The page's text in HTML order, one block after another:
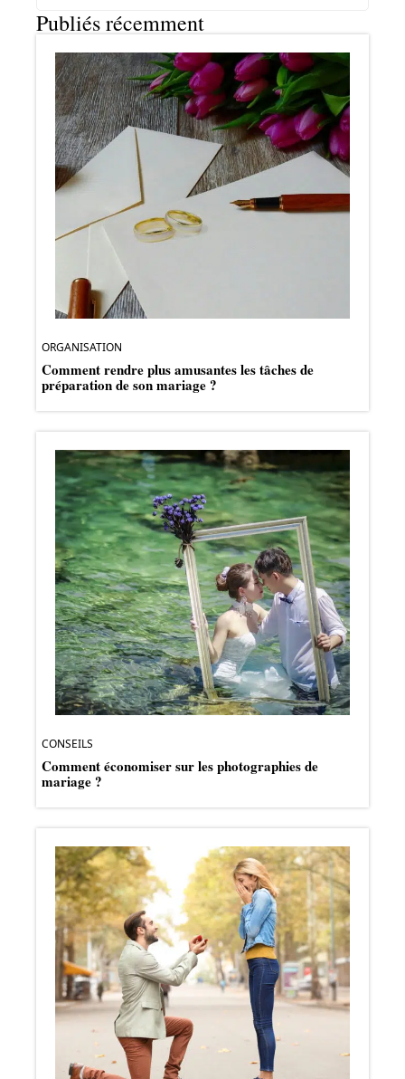
Publiés récemment
ORGANISATION
Comment rendre plus amusantes les tâches de
préparation de son mariage ?
CONSEILS
Comment économiser sur les photographies de
mariage ?